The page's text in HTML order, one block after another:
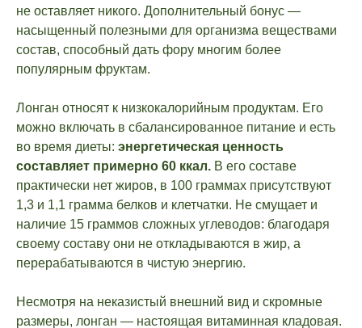
не оставляет никого. Дополнительный бонус —
насыщенный полезными для организма веществами
состав, способный дать фору многим более
популярным фруктам.
Лонган относят к низкокалорийным продуктам. Его
можно включать в сбалансированное питание и есть
во время диеты: энергетическая ценность
составляет примерно 60 ккал. В его составе
практически нет жиров, в 100 граммах присутствуют
1,3 и 1,1 грамма белков и клетчатки. Не смущает и
наличие 15 граммов сложных углеводов: благодаря
своему составу они не откладываются в жир, а
перерабатываются в чистую энергию.
Несмотря на неказистый внешний вид и скромные
размеры, лонган — настоящая витаминная кладовая.